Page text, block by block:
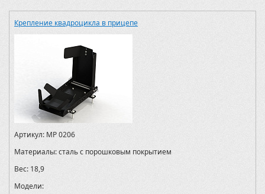
Крепление квадроцикла в прицепе
Артикул: MP 0206
Материалы:сталь с порошковым покрытием
Вес: 18,9
Модели: